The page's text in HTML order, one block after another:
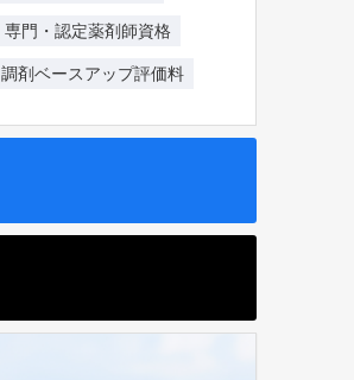
専門・認定薬剤師資格
調剤ベースアップ評価料